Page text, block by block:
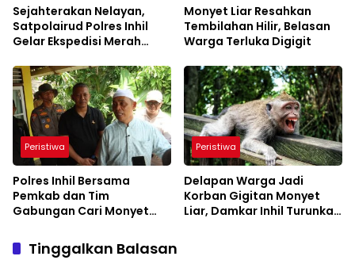
Sejahterakan Nelayan,
Satpolairud Polres Inhil
Gelar Ekspedisi Merah
Monyet Liar Resahkan
Tembilahan Hilir, Belasan
Warga Terluka Digigit
Peristiwa
Polres Inhil Bersama
Pemkab dan Tim
Gabungan Cari Monyet
Tembilahan
Peristiwa
Delapan Warga Jadi
Korban Gigitan Monyet
Liar, Damkar Inhil Turunkan
Tinggalkan Balasan